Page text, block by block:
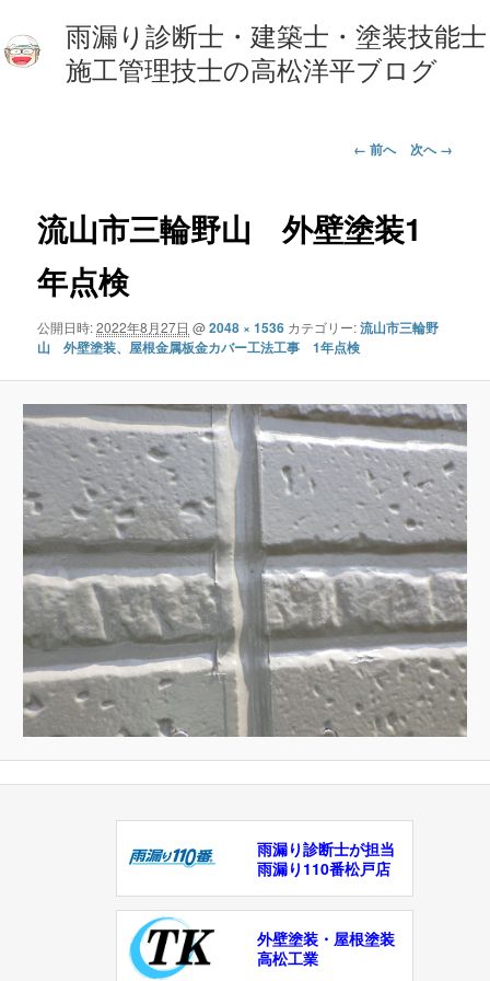
雨漏り診断士・建築士・塗装技能士
施工管理技士の高松洋平ブログ
画
ビ
ゲ
ン
← 前へ 次へ →
流山市三輪野山 外壁塗装1
年点検
公開日時:2022年8月27日 @2048 × 1536 カテゴリー:流山市三輪野
山 外壁塗装、屋根金属板金カバー工法工事 1年点検
雨漏り診断士が担当
雨漏り110番松戸店
外壁塗装・屋根塗装
高松工業